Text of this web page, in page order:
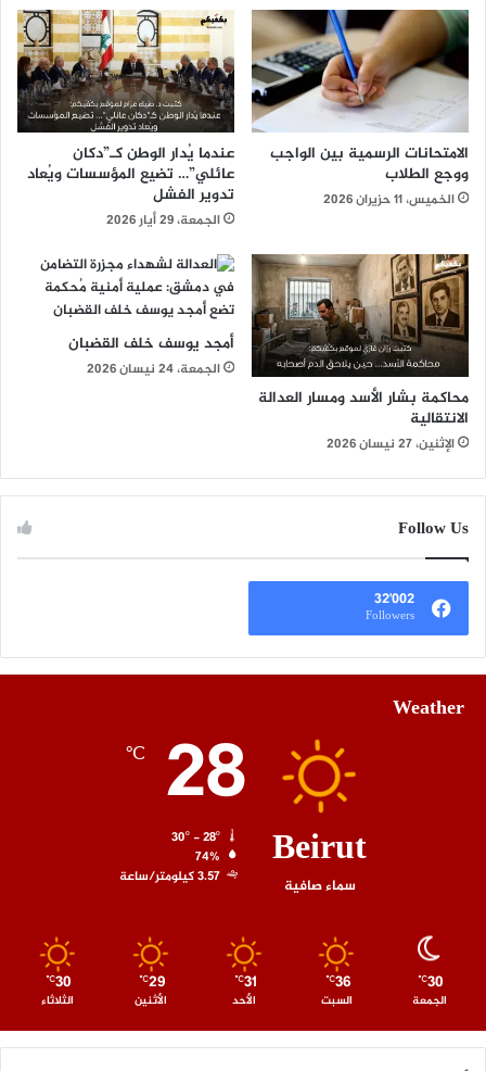
الامتحانات الرسمية بين الواجب
ووجع الطلاب
الخميس، 11 حزيران 2026
عندما يُدار الوطن كـ”دكان
عائلي”… تضيع المؤسسات ويُعاد
تدوير الفشل
الجمعة، 29 أيار 2026
محاكمة بشار الأسد ومسار العدالة
الانتقالية
الإثنين، 27 نيسان 2026
أمجد يوسف خلف القضبان
الجمعة، 24 نيسان 2026
Follow Us
32٬002
Followers
Weather
Beirut
سماء صافية
28
℃
74%
3.57 كيلومتر/ساعة
30
℃
الجمعة
36
℃
السبت
31
℃
الأحد
29
℃
الأثنين
30
℃
الثلاثاء